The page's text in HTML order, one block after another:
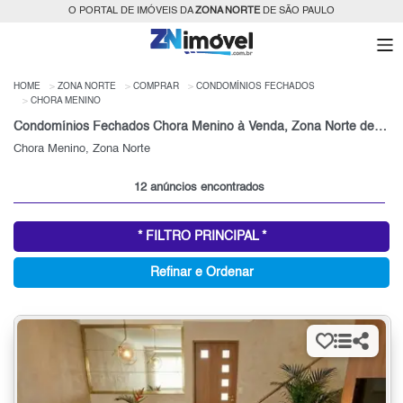
O PORTAL DE IMÓVEIS DAZONA NORTEDE SÃO PAULO
HOME ZONA NORTE COMPRAR
CONDOMÍNIOS FECHADOS
CHORA MENINO
Condomínios Fechados Chora Menino à Venda, Zona Norte de São Paulo, SP
Chora Menino, Zona Norte
12 anúncios encontrados
* FILTRO PRINCIPAL *
Refinar e Ordenar